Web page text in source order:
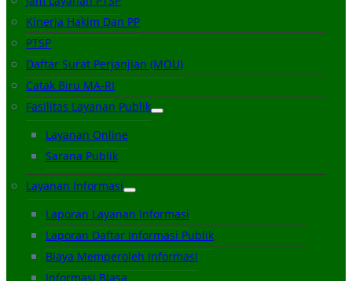
Kinerja Hakim Dan PP
PTSP
Daftar Surat Perjanjian (MOU)
Catak Biru MA-RI
Fasilitas Layanan Publik
Layanan Online
Sarana Publik
Layanan Informasi
Laporan Layanan Informasi
Laporan Daftar Informasi Publik
Biaya Memperoleh Informasi
Informasi Biasa